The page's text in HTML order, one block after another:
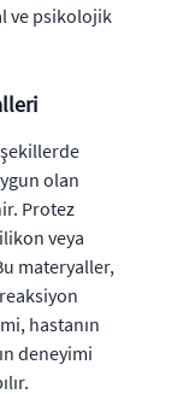
ve psikolojik
olan
Protez
veya
materyaller,
hastanın
deneyimi